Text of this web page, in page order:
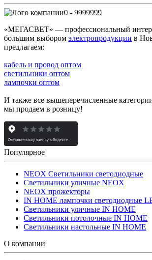
0 - 9999999
«МЕГАСВЕТ» — профессиональный
большим выбором электропродукции в
предлагаем:
кабель и провод оптом
светильники оптом
лампочки оптом
И также все вышеперечисленные
мы продаем в розницу!
Популярное
NEOX Светильники светодиодные
Светильники уличные NEOX
NEOX прожекторы
IN HOME лампочки светодиодные
Светильники уличные IN HOME
Светильники потолочные IN HOME
Светильники настольные IN HOME
О компании